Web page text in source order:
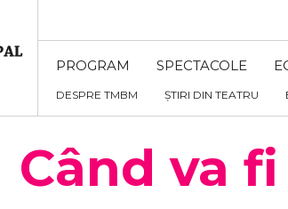
PROGRAM SPECTACOLE
DESPRE TMBM ȘTIRI DIN TEATRU
Când va